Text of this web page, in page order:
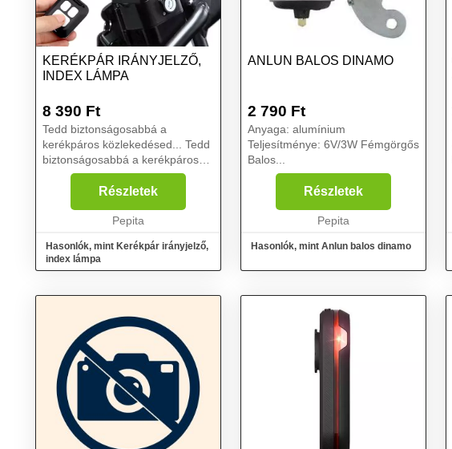
KERÉKPÁR IRÁNYJELZŐ,
INDEX LÁMPA
8 390 Ft
Tedd biztonságosabbá a
kerékpáros közlekedésed... Tedd
biztonságosabbá a kerékpáros
közlekedésed! Használj
irányjelzőt a kerékpárodon is,
hogy az autósok számára még
kiszámíthatóbb legyen a mozg...
Részletek
Pepita
Hasonlók, mint Kerékpár irányjelző,
index lámpa
ANLUN BALOS DINAMO
2 790 Ft
Anyaga: alumínium
Teljesítménye: 6V/3W Fémgörgős
Balos...
Részletek
Pepita
Hasonlók, mint Anlun balos dinamo